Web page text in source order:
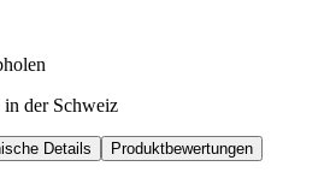
in der Schweiz
Details Produktbewertungen